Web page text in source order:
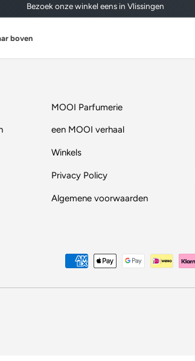
Bezoek onze winkel eens in Vlissingen
boven
MOOI Parfumerie
een MOOI verhaal
Winkels
Privacy Policy
Algemene voorwaarden
Geaccepteerde betaalmethoden